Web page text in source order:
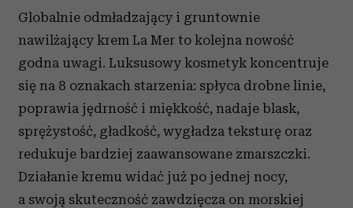
Globalnie odmładzający i gruntownie
nawilżający krem La Mer to kolejna nowość
godna uwagi. Luksusowy kosmetyk koncentruje
się na 8 oznakach starzenia: spłyca drobne linie,
poprawia jędrność i miękkość, nadaje blask,
sprężystość, gładkość, wygładza teksturę oraz
redukuje bardziej zaawansowane zmarszczki.
Działanie kremu widać już po jednej nocy,
a swoją skuteczność zawdzięcza on morskiej